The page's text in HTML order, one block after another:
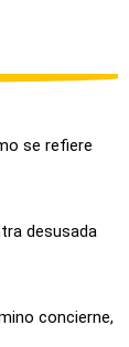
se refiere
desusada
concierne,